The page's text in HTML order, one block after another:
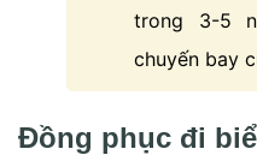
trong 3-5
chuyến bay
Đồng phục đi